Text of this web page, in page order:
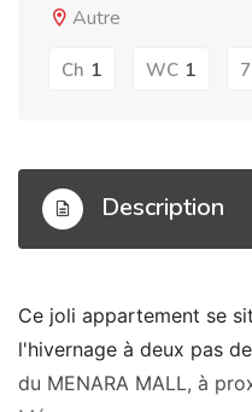
Autre
Ch 1 WC 1
Description
Ce joli appartement se
l'hivernage à deux pas
du MENARA MALL, à